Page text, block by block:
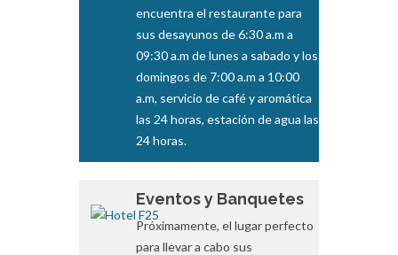
encuentra el restaurante para
sus desayunos de 6:30 a.m a
09:30 a.m de lunes a sabado y los
domingos de 7:00 a.m a 10:00
a.m, servicio de café y aromática
las 24 horas, estación de agua las
24 horas.
Eventos y Banquetes
Próximamente, el lugar perfecto
para llevar a cabo sus